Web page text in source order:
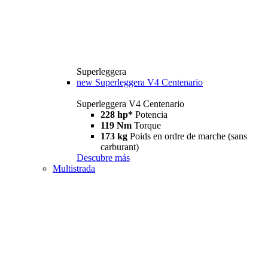
Superleggera
new Superleggera V4 Centenario
Superleggera V4 Centenario
228 hp* Potencia
119 Nm Torque
173 kg Poids en ordre de marche (sans
carburant)
Descubre más
Multistrada